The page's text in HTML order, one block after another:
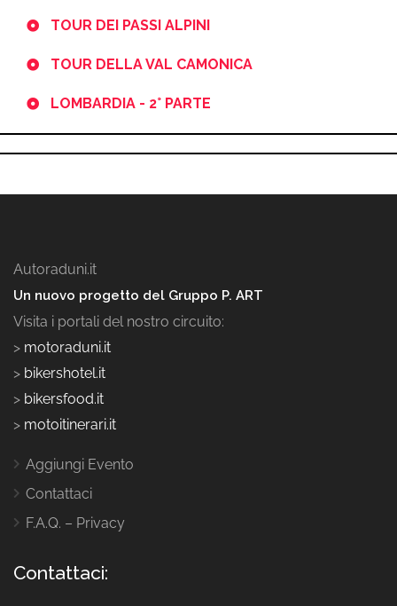
TOUR DEI PASSI ALPINI
TOUR DELLA VAL CAMONICA
LOMBARDIA - 2° PARTE
Autoraduni.it
Un nuovo progetto del Gruppo P. ART
Visita i portali del nostro circuito:
> motoraduni.it
> bikershotel.it
> bikersfood.it
> motoitinerari.it
Aggiungi Evento
Contattaci
F.A.Q. – Privacy
Contattaci: